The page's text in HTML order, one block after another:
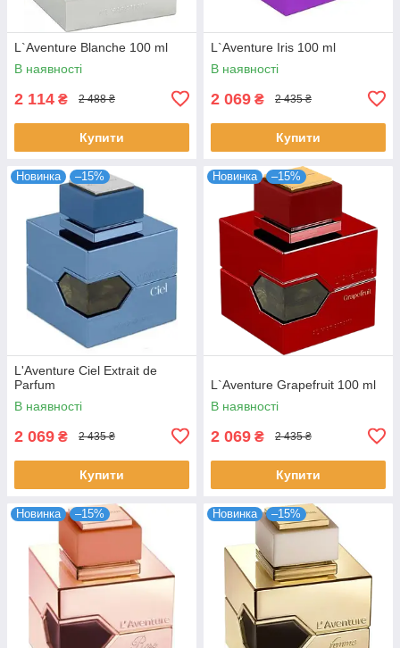
L`Aventure Blanche 100 ml
В наявності
2 114 ₴ 2 488 ₴
Купити
L`Aventure Iris 100 ml
В наявності
2 069 ₴ 2 435 ₴
Купити
Новинка –15%
L'Aventure Ciel Extrait de
Parfum
В наявності
2 069 ₴ 2 435 ₴
Купити
Новинка –15%
L`Aventure Grapefruit 100 ml
В наявності
2 069 ₴ 2 435 ₴
Купити
Новинка –15% Новинка –15%